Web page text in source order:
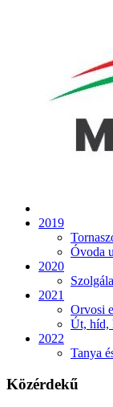
2019
Óvoda
2020
2021
Orvosi
Út, híd,
2022
Tanya
Közérdekű